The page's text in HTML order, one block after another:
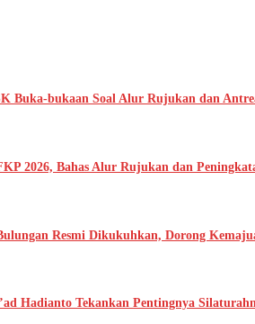
Buka-bukaan Soal Alur Rujukan dan
2026, Bahas Alur Rujukan dan
Resmi Dikukuhkan, Dorong
Hadianto Tekankan Pentingnya